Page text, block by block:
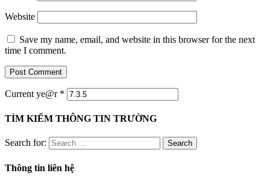
Website
Save my name, email, and website in this browser for the next
time I comment.
Current ye@r *
TÌM KIẾM THÔNG TIN TRƯỜNG
Search for:
Thông tin liên hệ